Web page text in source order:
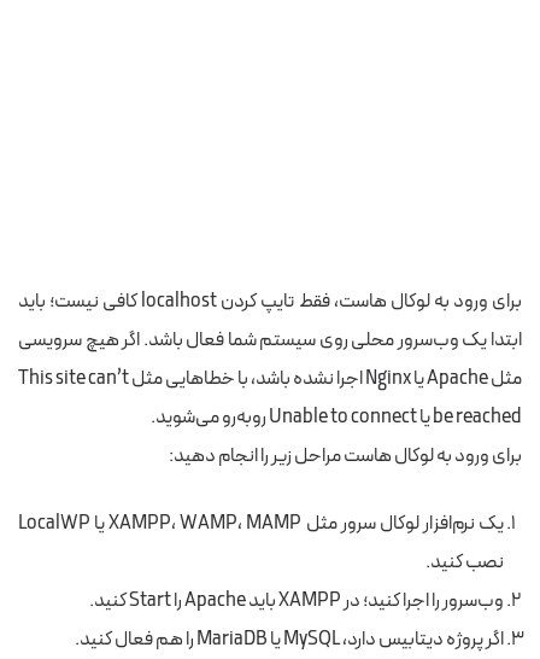
برای ورود به لوکال هاست، فقط تایپ کردن localhost کافی نیست؛ باید
ابتدا یک وب‌سرور محلی روی سیستم شما فعال باشد. اگر هیچ سرویسی
مثل Apache یا Nginx اجرا نشده باشد، با خطاهایی مثل This site can’t
be reached یا Unable to connect روبه‌رو می‌شوید.
برای ورود به لوکال هاست مراحل زیر را انجام دهید:
یک نرم‌افزار لوکال سرور مثل XAMPP، WAMP، MAMP یا LocalWP
نصب کنید.
وب‌سرور را اجرا کنید؛ در XAMPP باید Apache را Start کنید.
اگر پروژه دیتابیس دارد، MySQL یا MariaDB را هم فعال کنید.